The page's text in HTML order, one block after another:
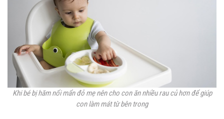
Khi bé bị hăm nổi mẩn đỏ mẹ nên cho con ăn nhiều rau củ hơn để giúp
con làm mát từ bên trong